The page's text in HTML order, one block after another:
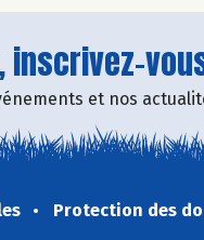
inscrivez-
et nos
Protection des